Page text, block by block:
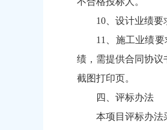
10、设计业绩
11、施工业绩
绩，需提供合同协议
截图打印页。
四、评标办法
本项目评标办法